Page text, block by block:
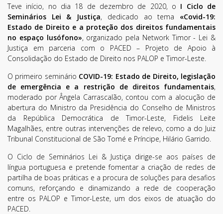
Teve início, no dia 18 de dezembro de 2020, o I Ciclo de
Seminários Lei & Justiça, dedicado ao tema «Covid-19:
Estado de Direito e a proteção dos direitos fundamentais
no espaço lusófono», organizado pela Network Timor - Lei &
Justiça em parceria com o PACED – Projeto de Apoio à
Consolidação do Estado de Direito nos PALOP e Timor-Leste.
O primeiro seminário COVID-19: Estado de Direito, legislação
de emergência e a restrição de direitos fundamentais,
moderado por Ângela Carrascalão, contou com a alocução de
abertura do Ministro da Presidência do Conselho de Ministros
da República Democrática de Timor-Leste, Fidelis Leite
Magalhães, entre outras intervenções de relevo, como a do Juiz
Tribunal Constitucional de São Tomé e Príncipe, Hilário Garrido.
O Ciclo de Seminários Lei & Justiça dirige-se aos países de
língua portuguesa e pretende fomentar a criação de redes de
partilha de boas práticas e a procura de soluções para desafios
comuns, reforçando e dinamizando a rede de cooperação
entre os PALOP e Timor-Leste, um dos eixos de atuação do
PACED.